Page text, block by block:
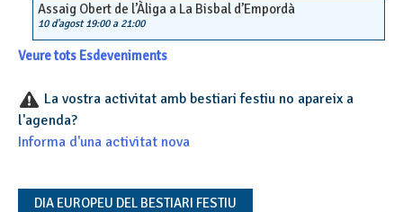
Assaig Obert de l’Àliga a La Bisbal d’Empordà
10 d'agost 19:00a 21:00
Veure tots Esdeveniments
La vostra activitat amb bestiari festiu no apareix a
l'agenda?
Informa d'una activitat nova
DIA EUROPEU DEL BESTIARI FESTIU